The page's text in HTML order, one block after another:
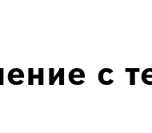
с